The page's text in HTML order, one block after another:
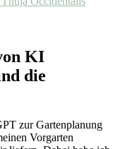
KI
die
zur Gartenplanung
Vorgarten